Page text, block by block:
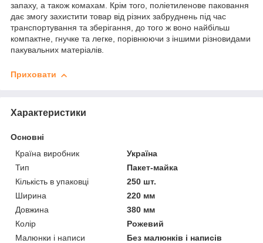
запаху, а також комахам. Крім того, поліетиленове паковання
дає змогу захистити товар від різних забруднень під час
транспортування та зберігання, до того ж воно найбільш
компактне, гнучке та легке, порівнюючи з іншими різновидами
пакувальних матеріалів.
Приховати
Характеристики
Основні
Країна виробник
Україна
Тип
Пакет-майка
Кількість в упаковці
250 шт.
Ширина
220 мм
Довжина
380 мм
Колір
Рожевий
Малюнки і написи
Без малюнків і написів